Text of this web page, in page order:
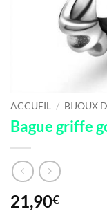
ACCUEIL / BIJOUX
Bague griffe
21,90€